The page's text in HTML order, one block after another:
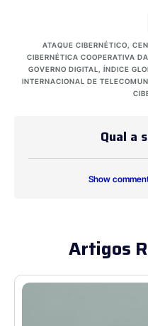
ATAQUE CIBERNÉTICO,
CIBERNÉTICA COOPERATIVA
GOVERNO DIGITAL , ÍNDICE
INTERNACIONAL DE
Qual a
Show
Artigos